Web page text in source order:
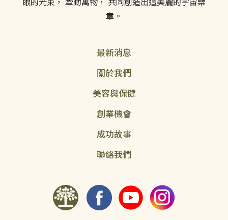
章。
最新消息
關於我們
美容與保健
創業機會
成功故事
聯絡我們